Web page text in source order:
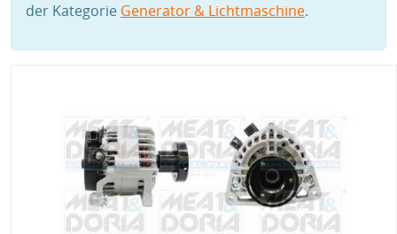
der Kategorie Generator & Lichtmaschine.